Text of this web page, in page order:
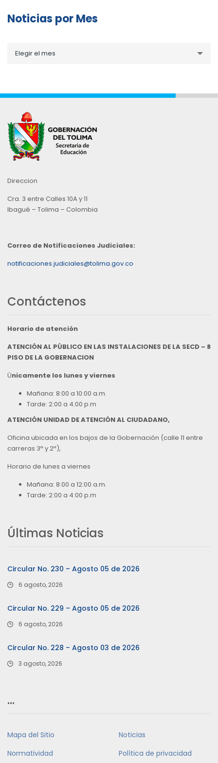
Noticias por Mes
porElegir el mes
Direccion
Cra. 3 entre Calles 10A y 11
Ibagué – Tolima – Colombia
Correo de Notificaciones Judiciales:
notificaciones.judiciales@tolima.gov.co
Contáctenos
Horario de atención
ATENCIÓN AL PÚBLICO EN LAS INSTALACIONES DE LA SECD – 8
PISO DE LA GOBERNACION
Únicamente los lunes y viernes
Mañana: 8:00 a 10:00 a.m.
Tarde: 2:00 a 4:00 p.m
ATENCIÓN UNIDAD DE ATENCIÓN AL CIUDADANO,
Oficina ubicada en los bajos de la Gobernación (calle 11 entre
carreras 3ª y 2ª),
Horario de lunes a viernes
Mañana: 8:00 a 12:00 a.m.
Tarde: 2:00 a 4:00 p.m
Últimas Noticias
Circular No. 230 – Agosto 05 de 2026
6 agosto, 2026
Circular No. 229 – Agosto 05 de 2026
6 agosto, 2026
Circular No. 228 – Agosto 03 de 2026
3 agosto, 2026
…
Mapa del Sitio
Noticias
Normatividad
Política de privacidad